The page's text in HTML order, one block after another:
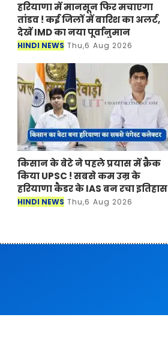
हरियाणा में मानसून फिर मचाएगा
तांडव ! कई जिलों में बारिश का अलर्ट,
देखें IMD का नया पूर्वानुमान
HINDI NEWS Thu,6 Aug 2026
किसान के बेटे ने पहले प्रयास में क्रैक
किया UPSC ! सबसे कम उम्र के
हरियाणा कैडर के IAS बन रचा इतिहास
HINDI NEWS Thu,6 Aug 2026